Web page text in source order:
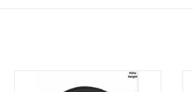
Pikachu - Pokémon - round